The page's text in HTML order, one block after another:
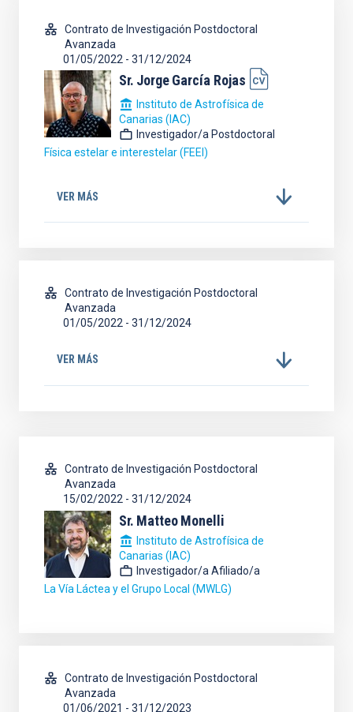
Contrato de Investigación Postdoctoral
Avanzada
01/05/2022 - 31/12/2024
Sr. JorgeGarcía Rojas
Instituto de Astrofísica de
Canarias (IAC)
Investigador/a Postdoctoral
Física estelar e interestelar (FEEI)
VER MÁS
Contrato de Investigación Postdoctoral
Avanzada
01/05/2022 - 31/12/2024
VER MÁS
Contrato de Investigación Postdoctoral
Avanzada
15/02/2022 - 31/12/2024
Sr. MatteoMonelli
Instituto de Astrofísica de
Canarias (IAC)
Investigador/a Afiliado/a
La Vía Láctea y el Grupo Local (MWLG)
Contrato de Investigación Postdoctoral
Avanzada
01/06/2021 - 31/12/2023